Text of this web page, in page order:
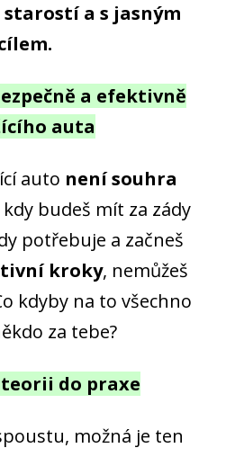
a s jasným
a efektivně
auta
auto není souhra
kdy budeš mít za zády
potřebuje a začneš
kroky, nemůžeš
kdyby na to všechno
za tebe?
teorii do praxe
možná je ten